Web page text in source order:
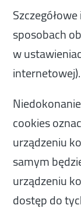
sposobach
w
internetowej).
cookies
urządzeniu
samym
urządzeniu
dostęp do